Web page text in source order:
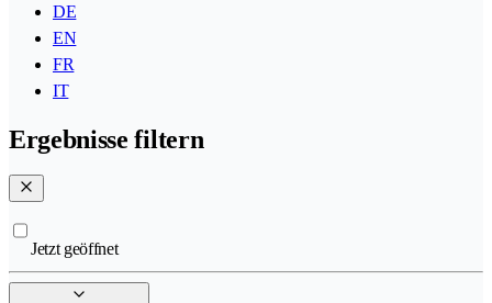
DE
EN
FR
IT
Ergebnisse filtern
Jetzt geöffnet